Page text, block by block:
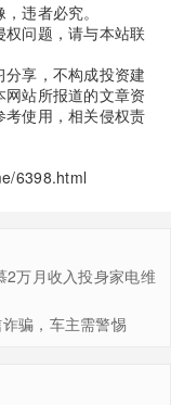
违者必究。
问题，请与本站联
享，不构成投资建
站所报道的文章资
使用，相关侵权责
6398.html
2万月收入投身家电维
骗，车主需警惕